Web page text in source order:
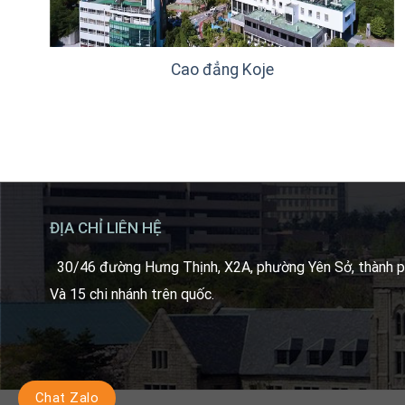
Cao đẳng Koje
ĐỊA CHỈ LIÊN HỆ
30/46 đường Hưng Thịnh, X2A, phường Yên Sở, thành
Và 15 chi nhánh trên quốc.
Chat Zalo